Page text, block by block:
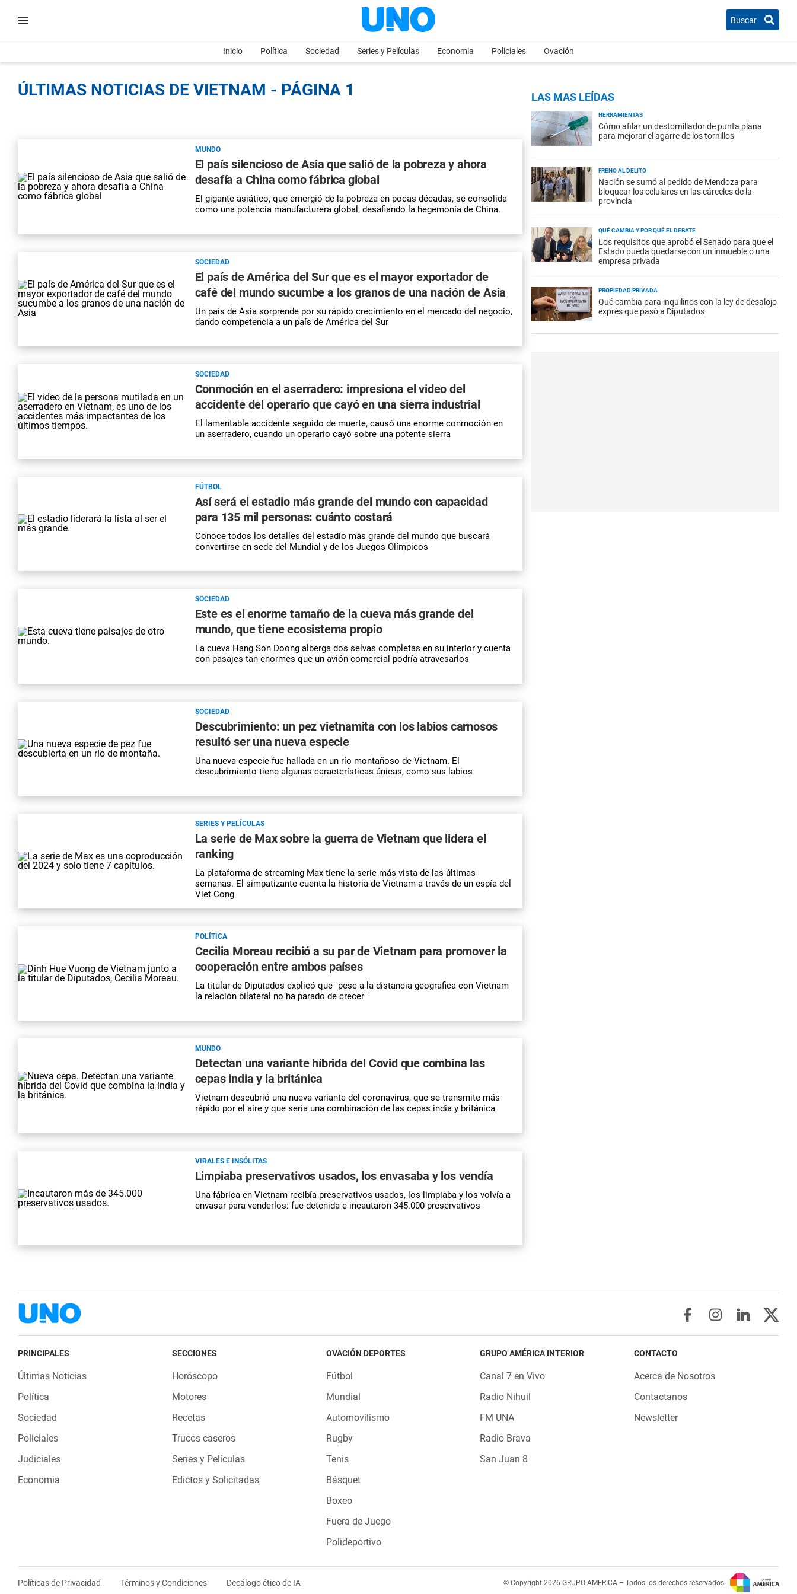
Buscar
Inicio Política Sociedad Series y Películas Economia Policiales Ovación
ÚLTIMAS NOTICIAS DE VIETNAM - PÁGINA 1
MUNDO
El país silencioso de Asia que salió de la pobreza y ahora
desafía a China como fábrica global
El gigante asiático, que emergió de la pobreza en pocas décadas, se consolida
como una potencia manufacturera global, desafiando la hegemonía de China.
SOCIEDAD
El país de América del Sur que es el mayor exportador de
café del mundo sucumbe a los granos de una nación de Asia
Un país de Asia sorprende por su rápido crecimiento en el mercado del negocio,
dando competencia a un país de América del Sur
SOCIEDAD
Conmoción en el aserradero: impresiona el video del
accidente del operario que cayó en una sierra industrial
El lamentable accidente seguido de muerte, causó una enorme conmoción en
un aserradero, cuando un operario cayó sobre una potente sierra
FÚTBOL
Así será el estadio más grande del mundo con capacidad
para 135 mil personas: cuánto costará
Conoce todos los detalles del estadio más grande del mundo que buscará
convertirse en sede del Mundial y de los Juegos Olímpicos
SOCIEDAD
Este es el enorme tamaño de la cueva más grande del
mundo, que tiene ecosistema propio
La cueva Hang Son Doong alberga dos selvas completas en su interior y cuenta
con pasajes tan enormes que un avión comercial podría atravesarlos
SOCIEDAD
Descubrimiento: un pez vietnamita con los labios carnosos
resultó ser una nueva especie
Una nueva especie fue hallada en un río montañoso de Vietnam. El
descubrimiento tiene algunas características únicas, como sus labios
SERIES Y PELÍCULAS
La serie de Max sobre la guerra de Vietnam que lidera el
ranking
La plataforma de streaming Max tiene la serie más vista de las últimas
semanas. El simpatizante cuenta la historia de Vietnam a través de un espía del
Viet Cong
POLÍTICA
Cecilia Moreau recibió a su par de Vietnam para promover la
cooperación entre ambos países
La titular de Diputados explicó que "pese a la distancia geografica con Vietnam
la relación bilateral no ha parado de crecer"
MUNDO
Detectan una variante híbrida del Covid que combina las
cepas india y la británica
Vietnam descubrió una nueva variante del coronavirus, que se transmite más
rápido por el aire y que sería una combinación de las cepas india y británica
VIRALES E INSÓLITAS
Limpiaba preservativos usados, los envasaba y los vendía
Una fábrica en Vietnam recibía preservativos usados, los limpiaba y los volvía a
envasar para venderlos: fue detenida e incautaron 345.000 preservativos
LAS MAS LEÍDAS
HERRAMIENTAS
Cómo afilar un destornillador de punta plana
para mejorar el agarre de los tornillos
FRENO AL DELITO
Nación se sumó al pedido de Mendoza para
bloquear los celulares en las cárceles de la
provincia
QUÉ CAMBIA Y POR QUÉ EL DEBATE
Los requisitos que aprobó el Senado para que el
Estado pueda quedarse con un inmueble o una
empresa privada
PROPIEDAD PRIVADA
Qué cambia para inquilinos con la ley de desalojo
exprés que pasó a Diputados
PRINCIPALES
Últimas Noticias
Política
Sociedad
Policiales
Judiciales
Economia
SECCIONES
Horóscopo
Motores
Recetas
Trucos caseros
Series y Películas
Edictos y Solicitadas
OVACIÓN DEPORTES
Fútbol
Mundial
Automovilismo
Rugby
Tenis
Básquet
Boxeo
Fuera de Juego
Polideportivo
GRUPO AMÉRICA INTERIOR
Canal 7 en Vivo
Radio Nihuil
FM UNA
Radio Brava
San Juan 8
CONTACTO
Acerca de Nosotros
Contactanos
Newsletter
Políticas de Privacidad Términos y Condiciones Decálogo ético de IA © Copyright 2026 GRUPO AMERICA – Todos los derechos reservados